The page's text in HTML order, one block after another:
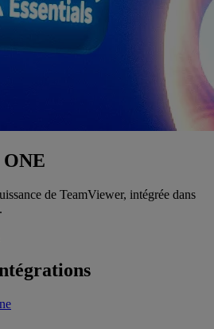
ONE
de TeamViewer, intégrée dans